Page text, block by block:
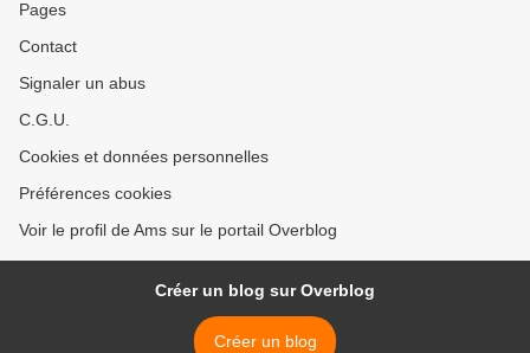
Pages
Contact
Signaler un abus
C.G.U.
Cookies et données personnelles
Préférences cookies
Voir le profil de Ams sur le portail Overblog
Créer un blog sur Overblog
Créer un blog